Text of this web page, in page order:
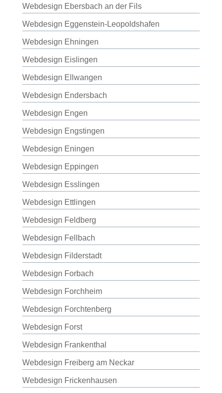
Webdesign Ebersbach an der Fils
Webdesign Eggenstein-Leopoldshafen
Webdesign Ehningen
Webdesign Eislingen
Webdesign Ellwangen
Webdesign Endersbach
Webdesign Engen
Webdesign Engstingen
Webdesign Eningen
Webdesign Eppingen
Webdesign Esslingen
Webdesign Ettlingen
Webdesign Feldberg
Webdesign Fellbach
Webdesign Filderstadt
Webdesign Forbach
Webdesign Forchheim
Webdesign Forchtenberg
Webdesign Forst
Webdesign Frankenthal
Webdesign Freiberg am Neckar
Webdesign Frickenhausen